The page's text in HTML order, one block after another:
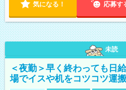
気になる！ 応募す
未読
＜夜勤＞早く終わっても日
場でイスや机をコツコツ運搬